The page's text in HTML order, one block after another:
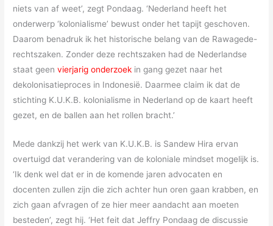
niets van af weet’, zegt Pondaag. ‘Nederland heeft het
onderwerp ‘kolonialisme’ bewust onder het tapijt geschoven.
Daarom benadruk ik het historische belang van de Rawagede-
rechtszaken. Zonder deze rechtszaken had de Nederlandse
staat geenvierjarig onderzoek in gang gezet naar het
dekolonisatieproces in Indonesië. Daarmee claim ik dat de
stichting K.U.K.B. kolonialisme in Nederland op de kaart heeft
gezet, en de ballen aan het rollen bracht.’
Mede dankzij het werk van K.U.K.B. is Sandew Hira ervan
overtuigd dat verandering van de koloniale mindset mogelijk is.
‘Ik denk wel dat er in de komende jaren advocaten en
docenten zullen zijn die zich achter hun oren gaan krabben, en
zich gaan afvragen of ze hier meer aandacht aan moeten
besteden’, zegt hij. ‘Het feit dat Jeffry Pondaag de discussie